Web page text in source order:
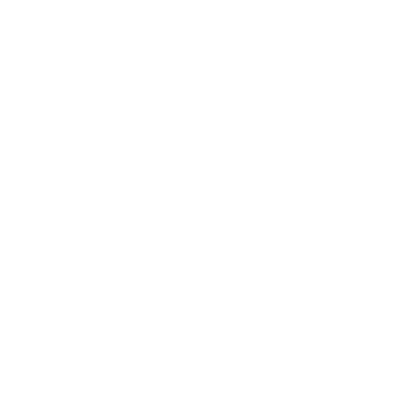
und Aufwand beim Verpacken spart.
die er für das zu versendende Smartphone